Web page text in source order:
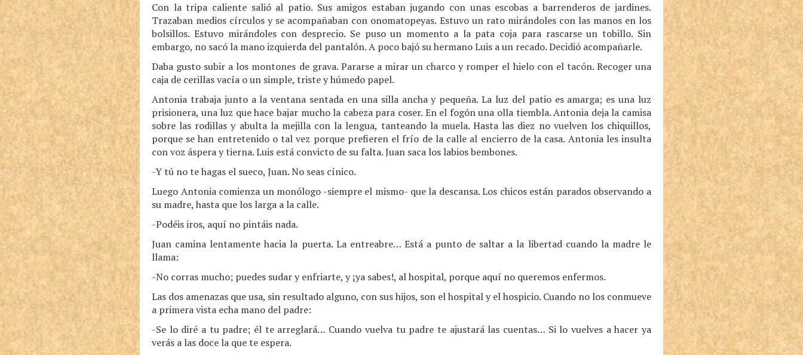
Con la tripa caliente salió al patio. Sus amigos estaban jugando con unas escobas a barrenderos de jardines.
Trazaban medios círculos y se acompañaban con onomatopeyas. Estuvo un rato mirándoles con las manos en los
bolsillos. Estuvo mirándoles con desprecio. Se puso un momento a la pata coja para rascarse un tobillo. Sin
embargo, no sacó la mano izquierda del pantalón. A poco bajó su hermano Luis a un recado. Decidió acompañarle.
Daba gusto subir a los montones de grava. Pararse a mirar un charco y romper el hielo con el tacón. Recoger una
caja de cerillas vacía o un simple, triste y húmedo papel.
Antonia trabaja junto a la ventana sentada en una silla ancha y pequeña. La luz del patio es amarga; es una luz
prisionera, una luz que hace bajar mucho la cabeza para coser. En el fogón una olla tiembla. Antonia deja la camisa
sobre las rodillas y abulta la mejilla con la lengua, tanteando la muela. Hasta las diez no vuelven los chiquillos,
porque se han entretenido o tal vez porque prefieren el frío de la calle al encierro de la casa. Antonia les insulta
con voz áspera y tierna. Luis está convicto de su falta. Juan saca los labios bembones.
-Y tú no te hagas el sueco, Juan. No seas cínico.
Luego Antonia comienza un monólogo -siempre el mismo- que la descansa. Los chicos están parados observando a
su madre, hasta que los larga a la calle.
-Podéis iros, aquí no pintáis nada.
Juan camina lentamente hacia la puerta. La entreabre… Está a punto de saltar a la libertad cuando la madre le
llama:
-No corras mucho; puedes sudar y enfriarte, y ¡ya sabes!, al hospital, porque aquí no queremos enfermos.
Las dos amenazas que usa, sin resultado alguno, con sus hijos, son el hospital y el hospicio. Cuando no los conmueve
a primera vista echa mano del padre:
-Se lo diré a tu padre; él te arreglará… Cuando vuelva tu padre te ajustará las cuentas… Si lo vuelves a hacer ya
verás a las doce la que te espera.